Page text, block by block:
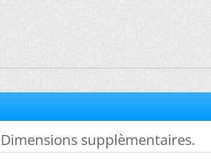
Dimensions supplèmentaires.